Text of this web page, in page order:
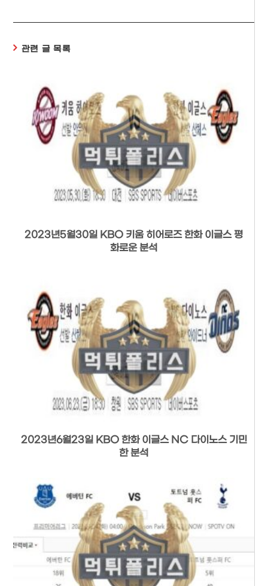
관련 글 목록
2023년5월30일 KBO 키움 히어로즈 한화 이글스 평
화로운 분석
2023년6월23일 KBO 한화 이글스 NC 다이노스 기민
한 분석